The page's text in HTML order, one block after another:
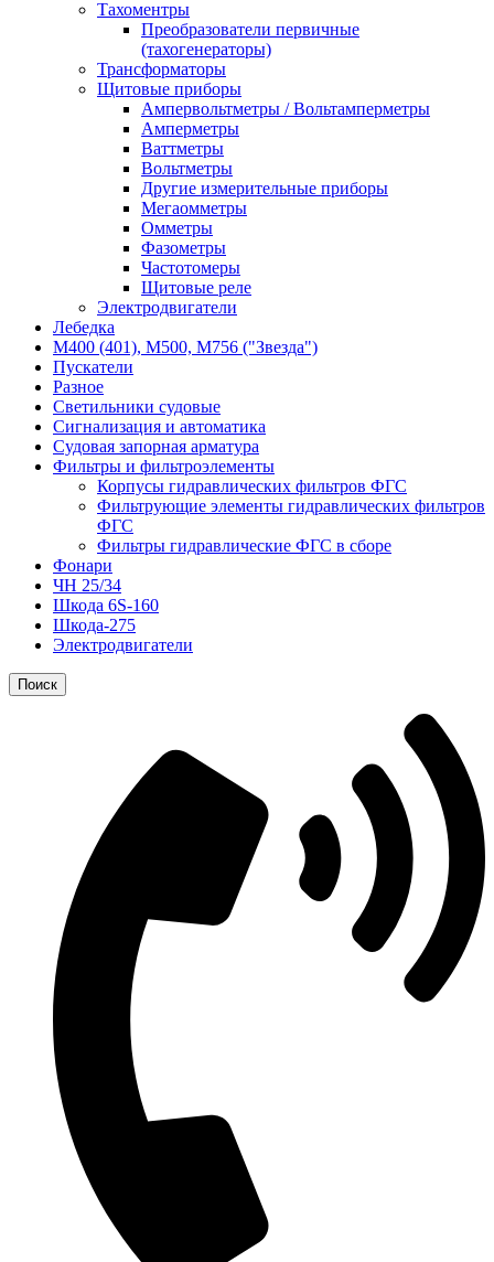
Тахоментры
Преобразователи первичные
(тахогенераторы)
Трансформаторы
Щитовые приборы
Ампервольтметры / Вольтамперметры
Амперметры
Ваттметры
Вольтметры
Другие измерительные приборы
Мегаомметры
Омметры
Фазометры
Частотомеры
Щитовые реле
Электродвигатели
Лебедка
М400 (401), М500, М756 ("Звезда")
Пускатели
Разное
Светильники судовые
Сигнализация и автоматика
Судовая запорная арматура
Фильтры и фильтроэлементы
Корпусы гидравлических фильтров ФГС
Фильтрующие элементы гидравлических фильтров
ФГС
Фильтры гидравлические ФГС в сборе
Фонари
ЧН 25/34
Шкода 6S-160
Шкода-275
Электродвигатели
Поиск